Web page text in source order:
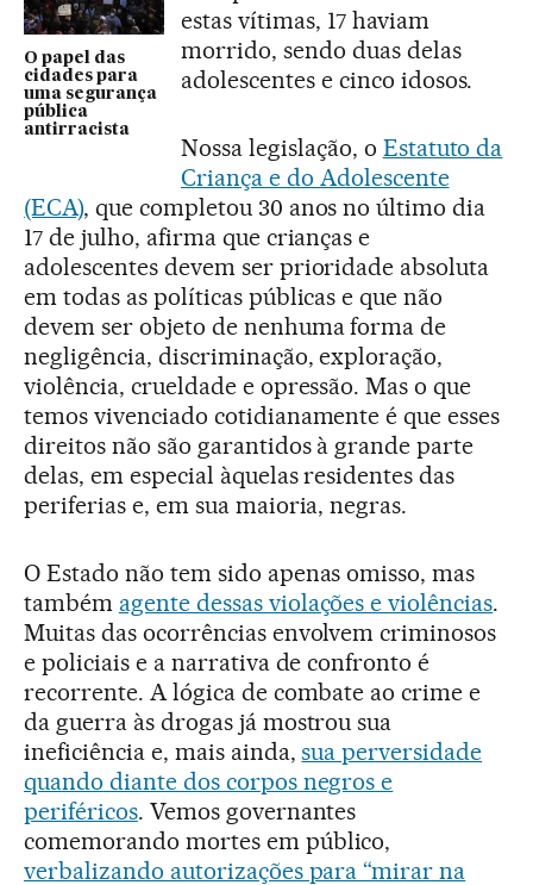
O papel das
cidades para
uma segurança
pública
antirracista
estas vítimas, 17 haviam
morrido, sendo duas delas
adolescentes e cinco idosos.
Nossa legislação, o Estatuto da
Criança e do Adolescente
(ECA), que completou 30 anos no último dia
17 de julho, afirma que crianças e
adolescentes devem ser prioridade absoluta
em todas as políticas públicas e que não
devem ser objeto de nenhuma forma de
negligência, discriminação, exploração,
violência, crueldade e opressão. Mas o que
temos vivenciado cotidianamente é que esses
direitos não são garantidos à grande parte
delas, em especial àquelas residentes das
periferias e, em sua maioria, negras.
O Estado não tem sido apenas omisso, mas
também agente dessas violações e violências.
Muitas das ocorrências envolvem criminosos
e policiais e a narrativa de confronto é
recorrente. A lógica de combate ao crime e
da guerra às drogas já mostrou sua
ineficiência e, mais ainda,sua perversidade
quando diante dos corpos negros e
periféricos. Vemos governantes
comemorando mortes em público,
verbalizando autorizações para “mirar na